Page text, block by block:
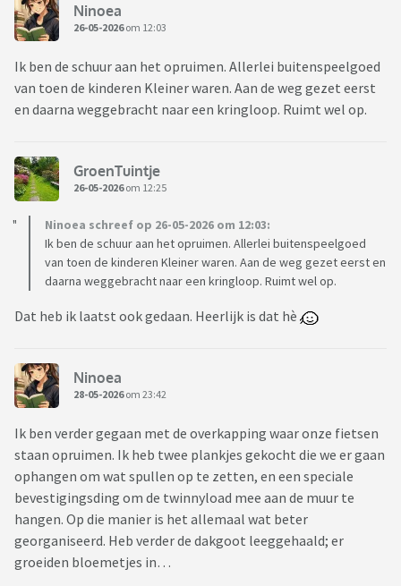
Ninoea
26-05-2026om 12:03
Ik ben de schuur aan het opruimen. Allerlei buitenspeelgoed
van toen de kinderen Kleiner waren. Aan de weg gezet eerst
en daarna weggebracht naar een kringloop. Ruimt wel op.
GroenTuintje
26-05-2026om 12:25
Ninoea schreef op 26-05-2026 om 12:03:
Ik ben de schuur aan het opruimen. Allerlei buitenspeelgoed
van toen de kinderen Kleiner waren. Aan de weg gezet eerst en
daarna weggebracht naar een kringloop. Ruimt wel op.
Dat heb ik laatst ook gedaan. Heerlijk is dat hè
Ninoea
28-05-2026om 23:42
Ik ben verder gegaan met de overkapping waar onze fietsen
staan opruimen. Ik heb twee plankjes gekocht die we er gaan
ophangen om wat spullen op te zetten, en een speciale
bevestigingsding om de twinnyload mee aan de muur te
hangen. Op die manier is het allemaal wat beter
georganiseerd. Heb verder de dakgoot leeggehaald; er
groeiden bloemetjes in…